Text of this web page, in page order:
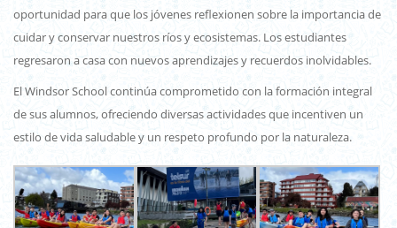
oportunidad para que los jóvenes reflexionen sobre la importancia de
cuidar y conservar nuestros ríos y ecosistemas. Los estudiantes
regresaron a casa con nuevos aprendizajes y recuerdos inolvidables.
El Windsor School continúa comprometido con la formación integral
de sus alumnos, ofreciendo diversas actividades que incentiven un
estilo de vida saludable y un respeto profundo por la naturaleza.